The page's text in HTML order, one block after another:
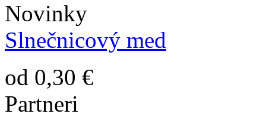
Novinky
Slnečnicový med
od 0,30 €
Partneri